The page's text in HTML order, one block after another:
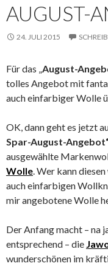
AUGUST-
24. JULI 2015
Für das „August-
tolles Angebot mit
auch einfarbiger Wolle
OK, dann geht es jetzt
Spar-August-
ausgewählte
Wolle. Wer kann
auch einfarbigen
mir angebotene Wolle
Der Anfang macht – na
entsprechend – die
wunderschönen im